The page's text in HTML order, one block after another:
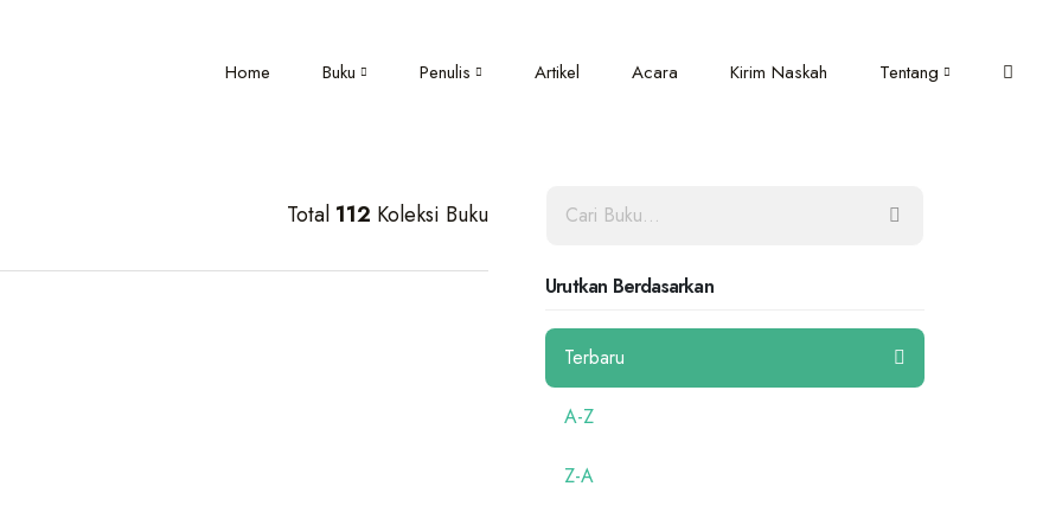
Home Buku Penulis Artikel Acara Kirim Naskah Tentang
Total 112 Koleksi Buku
Urutkan Berdasarkan
Terbaru
A-Z
Z-A